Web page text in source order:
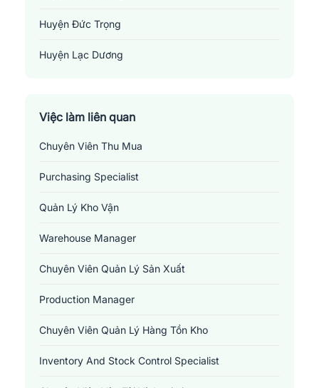
Huyện Đức Trọng
Huyện Lạc Dương
Thành Phố Bảo Lộc
Thành Phố Đà Lạt
Việc làm liên quan
Chuyên Viên Thu Mua
Purchasing Specialist
Quản Lý Kho Vận
Warehouse Manager
Chuyên Viên Quản Lý Sản Xuất
Production Manager
Chuyên Viên Quản Lý Hàng Tồn Kho
Inventory And Stock Control Specialist